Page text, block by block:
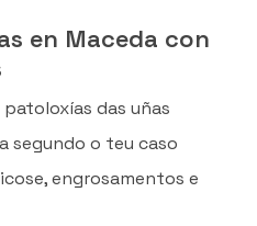
en Maceda con
das uñas
segundo o teu caso
engrosamentos e